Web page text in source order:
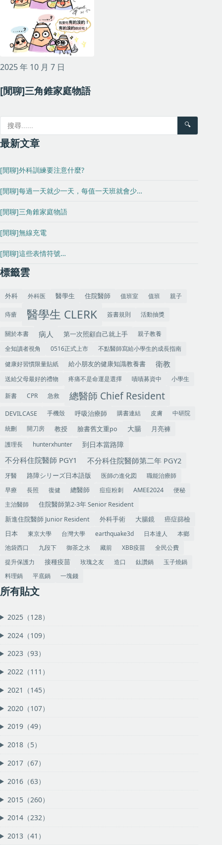
2025 年 10 月 7 日
[閒聊]三角錐家庭物語
🔍
最新文章
[閒聊]外科訓練要注意什麼?
[閒聊]每過一天就少一天，每值一天班就會少…
[閒聊]三角錐家庭物語
[閒聊]無線充電
[閒聊]這些表情符號…
標籤雲
外科 外科医 醫學生 住院醫師 值班室 值班 親子
痔瘡 醫學生 CLERK 簽書規則 活動抽獎
關於本書 病人 第一次照顧自己就上手
親子教養
全知讀者視角
0516正式上市
不點醫師寫給小學生的成長指南
健康好習慣限量貼紙
給小朋友的健康知識教養書 衛教
送給父母最好的禮物 疼痛不是命運是選擇 嘖嘖募資中
小學生
新書
CPR 急救 總醫師 Chief Resident
DEVILCASE 手機殼 呼吸治療師 購書連結 皮膚
中研院
統刪
開刀房 教授 臉書舊文重po 大腸
月亮褲
護理長
hunterxhunter 到日本當路障
不分科住院醫師 PGY1 不分科住院醫師第二年 PGY2
牙醫 路障シリーズ日本語版 医師の進化図
職能治療師
早療
長照 復健 總醫師 痘痘粉刺 AMEE2024
便秘
主治醫師
住院醫師第2-3年 Senior Resident
新進住院醫師 Junior Resident
外科手術 大腸鏡 癌症篩檢
日本 東京大學 台灣大學 earthquake3d 日本達人
本鄉
池袋西口
九段下 御茶之水 藏前 XBB疫苗
全民公費
提升保護力
接種疫苗 玫瑰之友 造口 鈦讚鍋
玉子燒鍋
料理鍋
平底鍋 一塊錢
所有貼文
2025（128）
2024（109）
2023（93）
2022（111）
2021（145）
2020（107）
2019（49）
2018（5）
2017（67）
2016（63）
2015（260）
2014（232）
2013（41）